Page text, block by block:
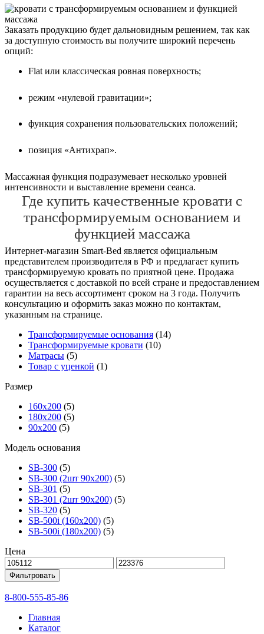
Заказать продукцию будет дальновидным решением, так как
за доступную стоимость вы получите широкий перечень
опций:
Flat или классическая ровная поверхность;
режим «нулевой гравитации»;
функция сохранения пользовательских положений;
позиция «Антихрап».
Массажная функция подразумевает несколько уровней
интенсивности и выставление времени сеанса.
Где купить качественные кровати с
трансформируемым основанием и
функцией массажа
Интернет-магазин Smart-Bed является официальным
представителем производителя в РФ и предлагает купить
трансформируемую кровать по приятной цене. Продажа
осуществляется с доставкой по всей стране и предоставлением
гарантии на весь ассортимент сроком на 3 года. Получить
консультацию и оформить заказ можно по контактам,
указанным на странице.
Трансформируемые основания (14)
Трансформируемые кровати (10)
Матрасы (5)
Товар с уценкой (1)
Размер
160х200 (5)
180х200 (5)
90х200 (5)
Модель основания
SB-300 (5)
SB-300 (2шт 90х200) (5)
SB-301 (5)
SB-301 (2шт 90х200) (5)
SB-320 (5)
SB-500i (160x200) (5)
SB-500i (180x200) (5)
Цена
Фильтровать
8-800-555-85-86
Главная
Каталог